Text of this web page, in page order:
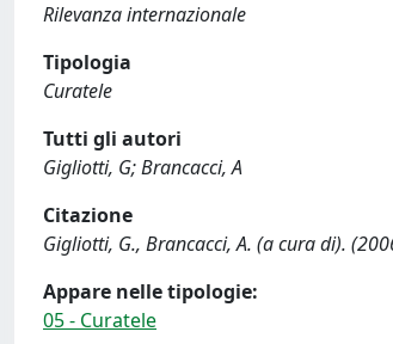
Rilevanza internazionale
Tipologia
Curatele
Tutti gli autori
Gigliotti, G; Brancacci, A
Citazione
Gigliotti, G., Brancacci, A. (a cura di).
Appare nelle tipologie:
05 - Curatele